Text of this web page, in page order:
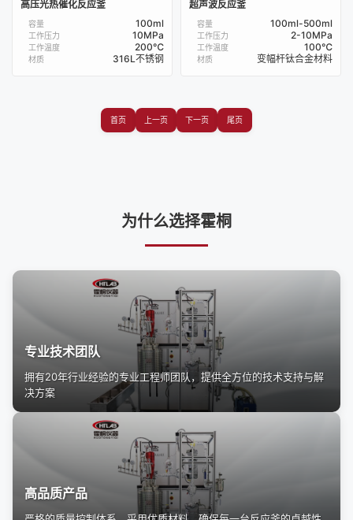
高压光热催化反应釜
容量 100ml
工作压力 10MPa
工作温度 200℃
材质 316L不锈钢
超声波反应釜
容量 100ml-500ml
工作压力 2-10MPa
工作温度 100℃
材质 变幅杆钛合金材料
首页 上一页 下一页 尾页
为什么选择霍桐
专业技术团队
拥有20年行业经验的专业工程师团队，提供全方位的技术支持与解
决方案
高品质产品